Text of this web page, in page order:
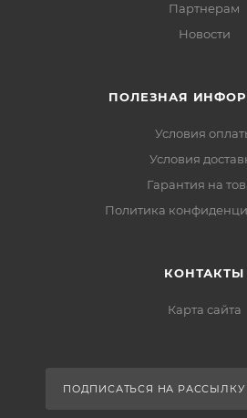
Партнерам
Новости
ПОЛЕЗНАЯ
Условия
Условия
Гарантия на
Политика
КОНТАКТЫ
Карта сайта
ПОДПИСАТЬСЯ НА РАССЫЛКУ